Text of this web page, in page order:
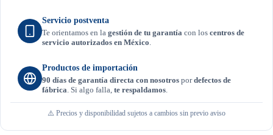
Servicio postventa
Te orientamos en la gestión de tu garantía con los centros de
servicio autorizados en México
Productos de importación
90 días de garantía directa con nosotros pordefectos de
fábrica . Si algo falla, te respaldamos
⚠️ Precios y disponibilidad sujetos a cambios sin previo aviso